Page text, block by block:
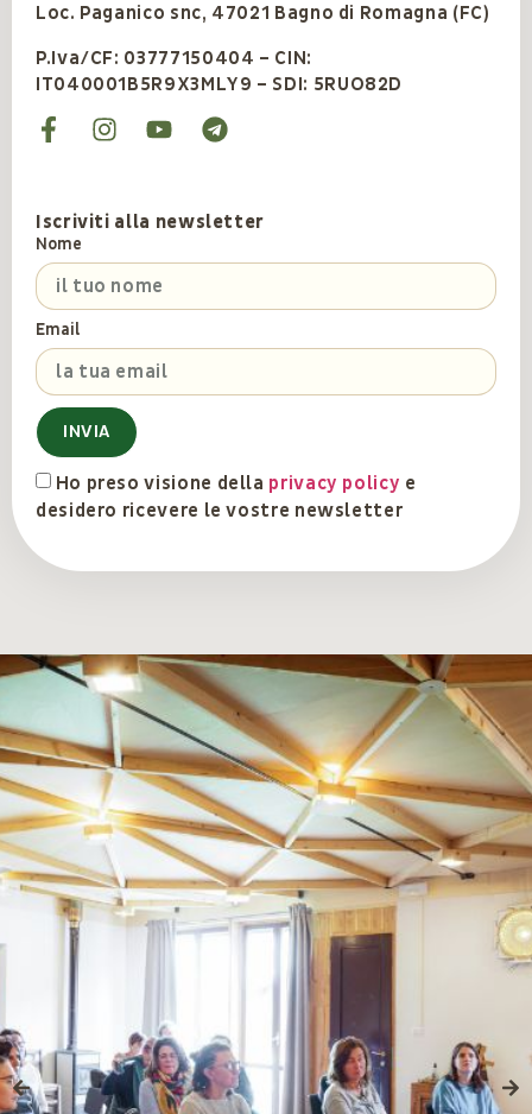
Loc. Paganico snc, 47021 Bagno di Romagna (FC)
P.Iva/CF: 03777150404 – CIN:
IT040001B5R9X3MLY9 – SDI: 5RUO82D
Iscriviti alla newsletter
Nome
Email
Ho preso visione della privacy policy e
desidero ricevere le vostre newsletter
INVIA